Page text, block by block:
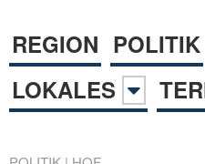
REGION POLITIK
LOKALES